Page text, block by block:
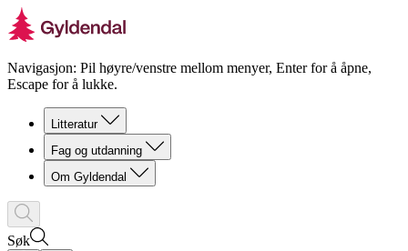
Navigasjon: Pil høyre/venstre mellom menyer, Enter for å åpne,
Escape for å lukke.
Litteratur
Fag og utdanning
Om Gyldendal
Søk